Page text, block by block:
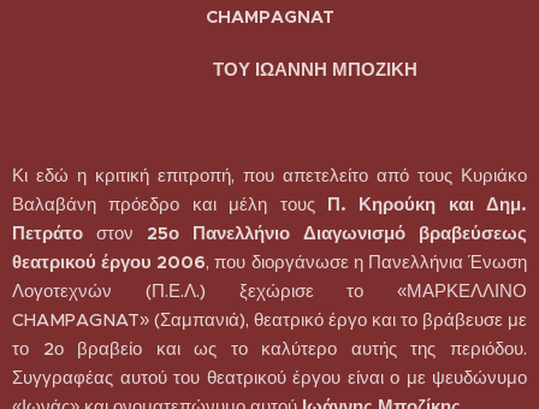
CHAMPAGNAT
ΤΟΥ ΙΩΑΝΝΗ ΜΠΟΖΙΚΗ
Κι εδώ η κριτική επιτροπή, που απετελείτο από τους Κυριάκο
Βαλαβάνη πρόεδρο και μέλη τους Π. Κηρούκη και Δημ.
Πετράτο στον 25ο Πανελλήνιο Διαγωνισμό βραβεύσεως
θεατρικού έργου 2006, που διοργάνωσε η Πανελλήνια Ένωση
Λογοτεχνών (Π.Ε.Λ.) ξεχώρισε το «ΜΑΡΚΕΛΛΙΝΟ
CHAMPAGNAT» (Σαμπανιά), θεατρικό έργο και το βράβευσε με
το 2ο βραβείο και ως το καλύτερο αυτής της περιόδου.
Συγγραφέας αυτού του θεατρικού έργου είναι ο με ψευδώνυμο